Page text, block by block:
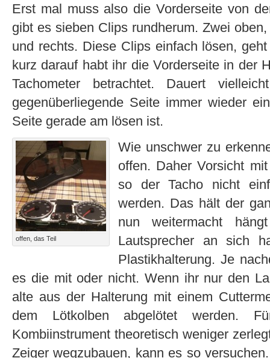
Erst mal muss also die Vorderseite von
gibt es sieben Clips rundherum. Zwei
und rechts. Diese Clips einfach lösen,
kurz darauf habt ihr die Vorderseite in der
Tachometer betrachtet. Dauert
gegenüberliegende Seite immer wieder
Seite gerade am lösen ist.
offen, das Teil
Wie unschwer zu
offen. Daher Vorsicht
so der Tacho nicht
werden. Das hält der
nun weitermacht
Lautsprecher an sich
Plastikhalterung. Je
es die mit oder nicht. Wenn ihr nur den
alte aus der Halterung mit einem
dem Lötkolben abgelötet werden.
Kombiinstrument theoretisch weniger
Zeiger wegzubauen, kann es so